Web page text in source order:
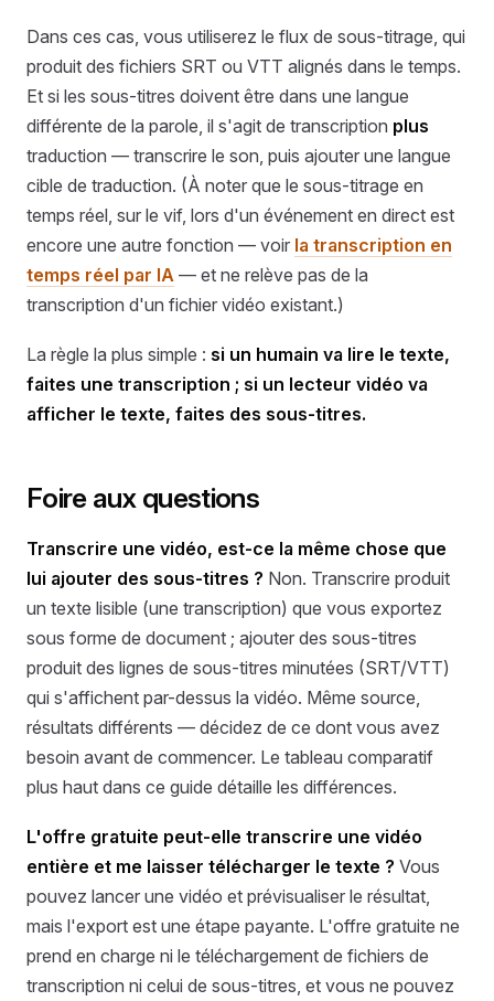
Dans ces cas, vous utiliserez le flux de sous-titrage, qui
produit des fichiers SRT ou VTT alignés dans le temps.
Et si les sous-titres doivent être dans une langue
différente de la parole, il s'agit de transcription plus
traduction — transcrire le son, puis ajouter une langue
cible de traduction. (À noter que le sous-titrage en
temps réel, sur le vif, lors d'un événement en direct est
encore une autre fonction — voir la transcription en
temps réel par IA — et ne relève pas de la
transcription d'un fichier vidéo existant.)
La règle la plus simple : si un humain va lire le texte,
faites une transcription ; si un lecteur vidéo va
afficher le texte, faites des sous-titres.
Foire aux questions
Transcrire une vidéo, est-ce la même chose que
lui ajouter des sous-titres ? Non. Transcrire produit
un texte lisible (une transcription) que vous exportez
sous forme de document ; ajouter des sous-titres
produit des lignes de sous-titres minutées (SRT/VTT)
qui s'affichent par-dessus la vidéo. Même source,
résultats différents — décidez de ce dont vous avez
besoin avant de commencer. Le tableau comparatif
plus haut dans ce guide détaille les différences.
L'offre gratuite peut-elle transcrire une vidéo
entière et me laisser télécharger le texte ? Vous
pouvez lancer une vidéo et prévisualiser le résultat,
mais l'export est une étape payante. L'offre gratuite ne
prend en charge ni le téléchargement de fichiers de
transcription ni celui de sous-titres, et vous ne pouvez